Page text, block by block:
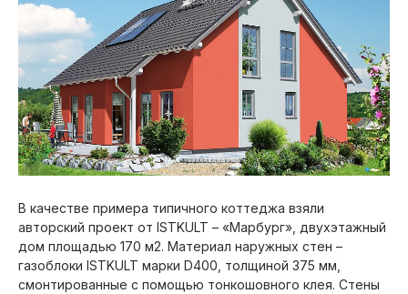
В качестве примера типичного коттеджа взяли
авторский проект от ISTKULT – «Марбург», двухэтажный
дом площадью 170 м2. Материал наружных стен –
газоблоки ISTKULT марки D400, толщиной 375 мм,
смонтированные с помощью тонкошовного клея. Стены